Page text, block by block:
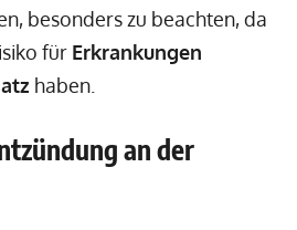
besonders zu beachten, da
für Erkrankungen
haben.
an der